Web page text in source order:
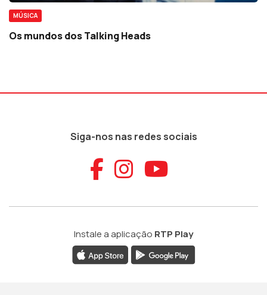
MÚSICA
Os mundos dos Talking Heads
Siga-nos nas redes sociais
Aceder ao
Aceder ao
Aceder
Instale a aplicação RTP Play